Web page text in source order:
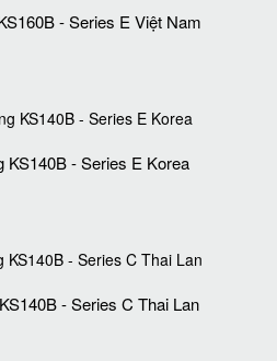
- Series E Việt Nam
KS140B - Series E Korea
- Series C Thai Lan